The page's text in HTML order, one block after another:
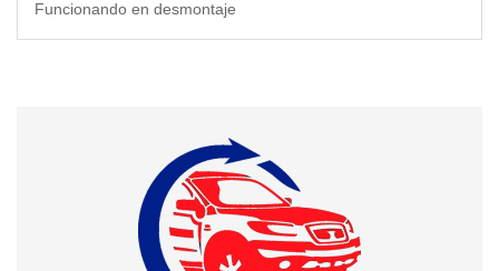
Funcionando en desmontaje